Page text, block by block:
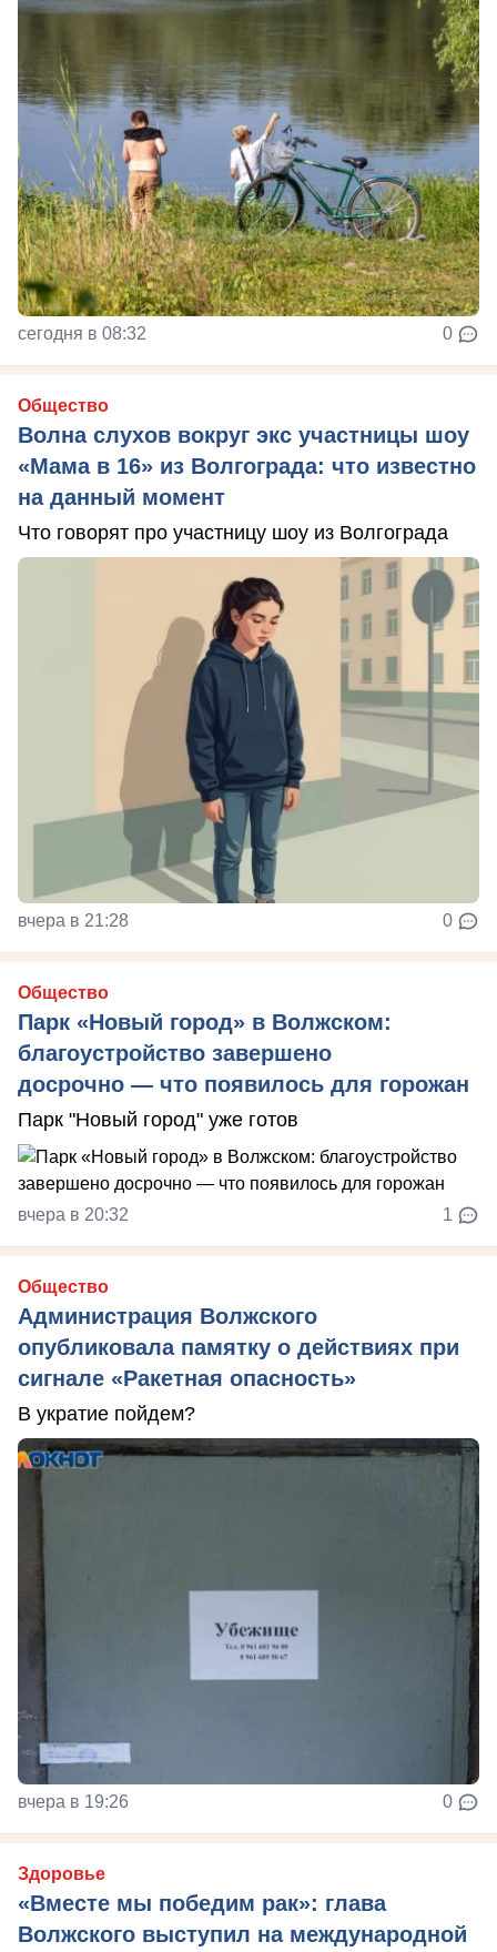
сегодня в 08:32 0
Общество
Волна слухов вокруг экс участницы шоу
«Мама в 16» из Волгограда: что известно
на данный момент
Что говорят про участницу шоу из Волгограда
вчера в 21:28 0
Общество
Парк «Новый город» в Волжском:
благоустройство завершено
досрочно — что появилось для горожан
Парк "Новый город" уже готов
вчера в 20:32 1
Общество
Администрация Волжского
опубликовала памятку о действиях при
сигнале «Ракетная опасность»
В укратие пойдем?
вчера в 19:26 0
Здоровье
«Вместе мы победим рак»: глава
Волжского выступил на международной